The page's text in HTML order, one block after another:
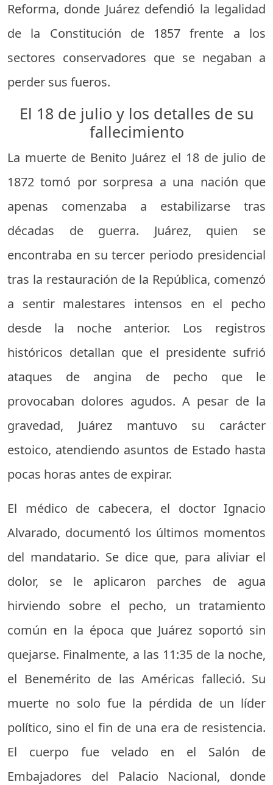
Reforma, donde Juárez defendió la legalidad
de la Constitución de 1857 frente a los
sectores conservadores que se negaban a
perder sus fueros.
El 18 de julio y los detalles de su
fallecimiento
La muerte de Benito Juárez el 18 de julio de
1872 tomó por sorpresa a una nación que
apenas comenzaba a estabilizarse tras
décadas de guerra. Juárez, quien se
encontraba en su tercer periodo presidencial
tras la restauración de la República, comenzó
a sentir malestares intensos en el pecho
desde la noche anterior. Los registros
históricos detallan que el presidente sufrió
ataques de angina de pecho que le
provocaban dolores agudos. A pesar de la
gravedad, Juárez mantuvo su carácter
estoico, atendiendo asuntos de Estado hasta
pocas horas antes de expirar.
El médico de cabecera, el doctor Ignacio
Alvarado, documentó los últimos momentos
del mandatario. Se dice que, para aliviar el
dolor, se le aplicaron parches de agua
hirviendo sobre el pecho, un tratamiento
común en la época que Juárez soportó sin
quejarse. Finalmente, a las 11:35 de la noche,
el Benemérito de las Américas falleció. Su
muerte no solo fue la pérdida de un líder
político, sino el fin de una era de resistencia.
El cuerpo fue velado en el Salón de
Embajadores del Palacio Nacional, donde